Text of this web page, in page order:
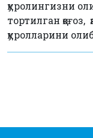
қуролингизни
тортилган
қуролларини